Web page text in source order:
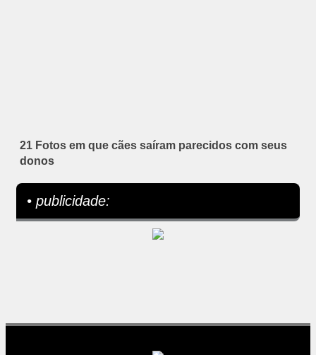
21 Fotos em que cães saíram parecidos com seus
donos
• publicidade: